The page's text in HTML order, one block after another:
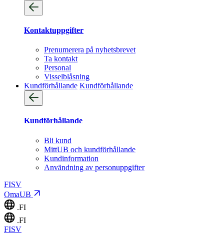
Kontaktuppgifter
Prenumerera på nyhetsbrevet
Ta kontakt
Personal
Visselblåsning
Kundförhållande Kundförhållande
Kundförhållande
Bli kund
MittUB och kundförhållande
Kundinformation
Användning av personuppgifter
FISV
OmaUB
.FI
.FI
FISV